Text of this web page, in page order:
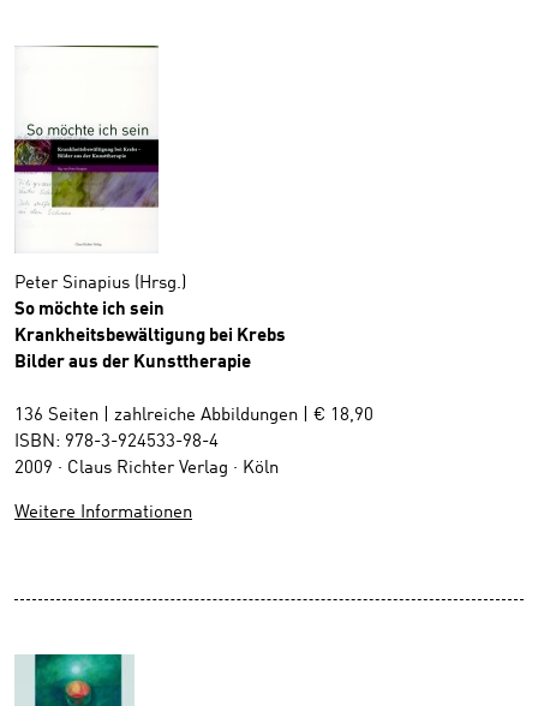
Peter Sinapius (Hrsg.)
So möchte ich sein
Krankheitsbewältigung bei Krebs
Bilder aus der Kunsttherapie
136 Seiten | zahlreiche Abbildungen | € 18,90
ISBN: 978-3-924533-98-4
2009 · Claus Richter Verlag · Köln
Weitere Informationen